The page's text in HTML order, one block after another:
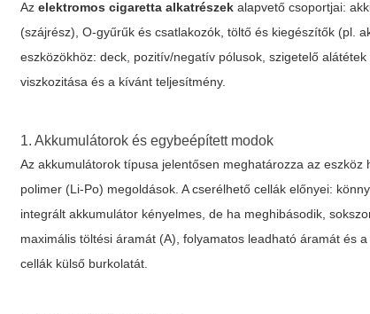
Azelektromos cigaretta alkatrészek alapvető csoportjai:
(szájrész), O-gyűrűk és csatlakozók, töltő és kiegészítők (pl.
eszközökhöz: deck, pozitív/negatív pólusok, szigetelő
viszkozitása és a kívánt teljesítmény.
1. Akkumulátorok és egybeépített modok
Az akkumulátorok típusa jelentősen meghatározza az
polimer (Li-Po) megoldások. A cserélhető cellák előnyei:
integrált akkumulátor kényelmes, de ha meghibásodik,
maximális töltési áramát (A), folyamatos leadható áramát és
cellák külső burkolatát.